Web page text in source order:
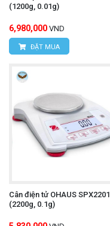
(1200g, 0.01g)
6,980,000 VND
ĐẶT MUA
Cân điện tử OHAUS SPX2201
(2200g, 0.1g)